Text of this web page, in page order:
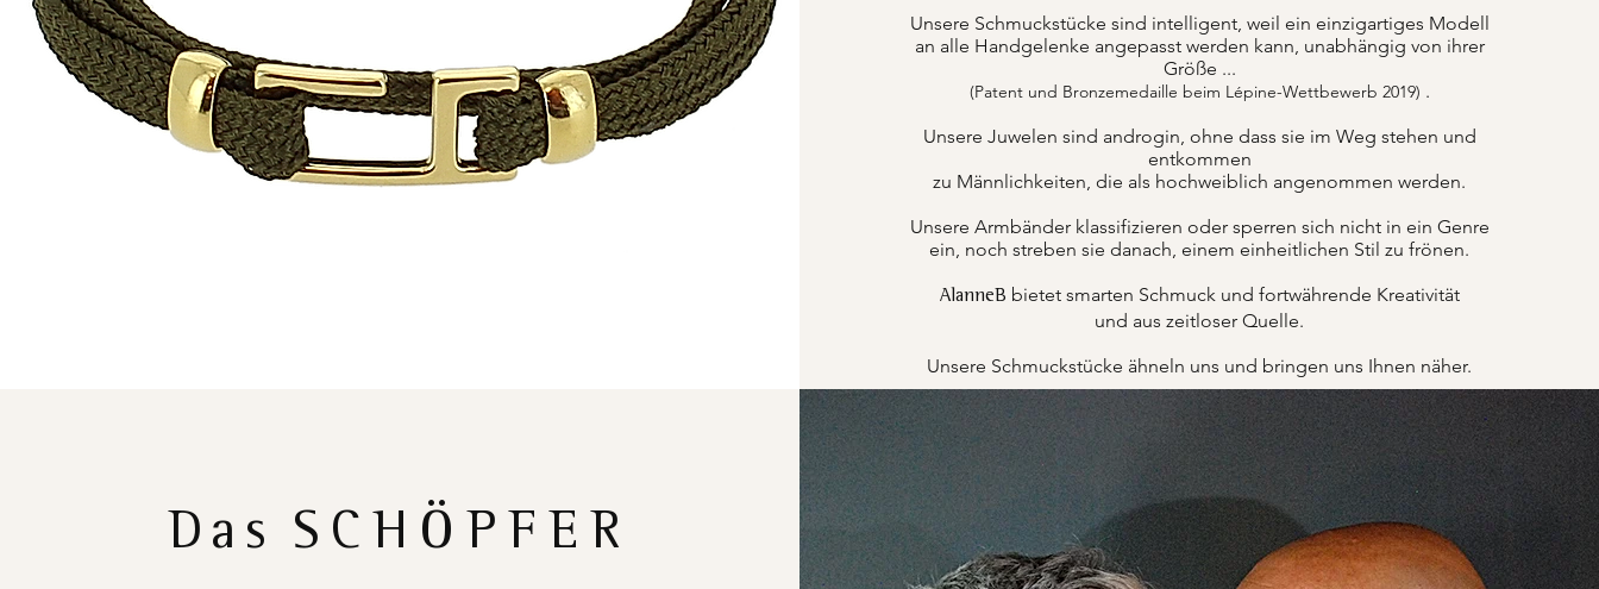
Unsere Schmuckstücke sind intelligent, weil ein einzigartiges Modell
an alle Handgelenke angepasst werden kann, unabhängig von ihrer
Größe ...
(Patent und Bronzemedaille beim Lépine-Wettbewerb 2019) .
Unsere Juwelen sind androgin, ohne dass sie im Weg stehen und
entkommen
zu Männlichkeiten, die als hochweiblich angenommen werden.
Unsere Armbänder klassifizieren oder sperren sich nicht in ein Genre
ein, noch streben sie danach, einem einheitlichen Stil zu frönen.
AlanneB bietet smarten Schmuck und fortwährende Kreativität
und aus zeitloser Quelle.
Unsere Schmuckstücke ähneln uns und bringen uns Ihnen näher.
Das SCHÖPFER